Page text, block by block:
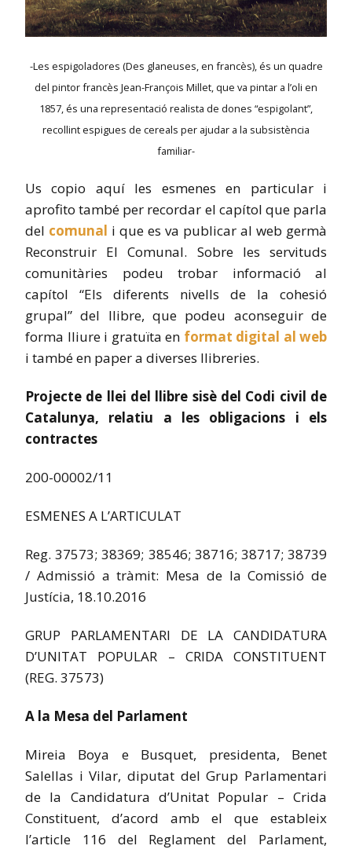
-Les espigoladores (Des glaneuses, en francès), és un quadre
del pintor francès Jean-François Millet, que va pintar a l’oli en
1857, és una representació realista de dones “espigolant”,
recollint espigues de cereals per ajudar a la subsistència
familiar-
Us copio aquí les esmenes en particular i
aprofito també per recordar el capítol que parla
del comunal i que es va publicar al web germà
Reconstruir El Comunal. Sobre les servituds
comunitàries podeu trobar informació al
capítol “Els diferents nivells de la cohesió
grupal” del llibre, que podeu aconseguir de
forma lliure i gratuïta en format digital al web
i també en paper a diverses llibreries.
Projecte de llei del llibre sisè del Codi civil de
Catalunya, relatiu a les obligacions i els
contractes
200-00002/11
ESMENES A L’ARTICULAT
Reg. 37573; 38369; 38546; 38716; 38717; 38739
/ Admissió a tràmit: Mesa de la Comissió de
Justícia, 18.10.2016
GRUP PARLAMENTARI DE LA CANDIDATURA
D’UNITAT POPULAR – CRIDA CONSTITUENT
(REG. 37573)
A la Mesa del Parlament
Mireia Boya e Busquet, presidenta, Benet
Salellas i Vilar, diputat del Grup Parlamentari
de la Candidatura d’Unitat Popular – Crida
Constituent, d’acord amb el que estableix
l’article 116 del Reglament del Parlament,